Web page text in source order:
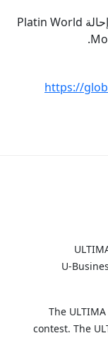
يرجى الانتباه إلى أنه يجب عليك إدخال رمز إحالة Platin World
https://
The
contest. The